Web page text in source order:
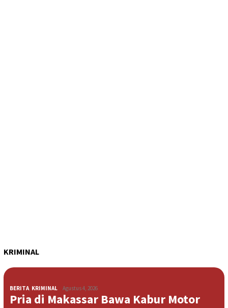
KRIMINAL
BERITA, KRIMINAL Agustus 4, 2026
Pria di Makassar Bawa Kabur Motor